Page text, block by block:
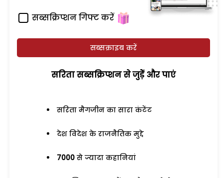
सब्सक्रिप्शन गिफ्ट करें
सब्सक्राइब करें
सरिता सब्सक्रिप्शन से जुड़ेें और पाएं
सरिता मैगजीन का सारा कंटेंट
देश विदेश के राजनैतिक मुद्दे
7000 से ज्यादा कहानियां